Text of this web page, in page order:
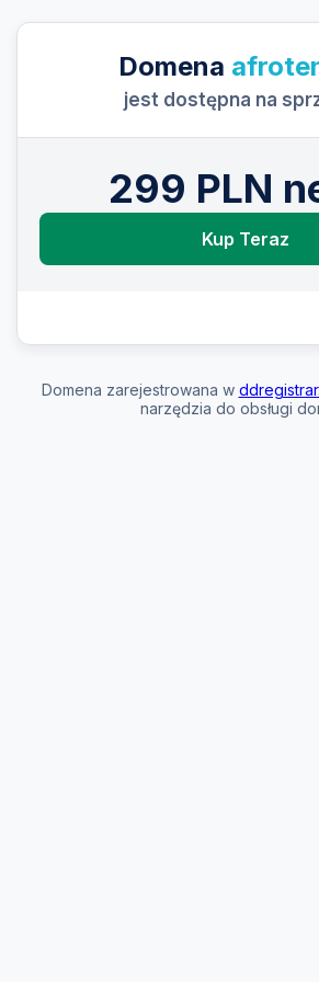
Domena
jest dostępna na
299 PLN
Kup Teraz
Domena zarejestrowana w
narzędzia do obsługi